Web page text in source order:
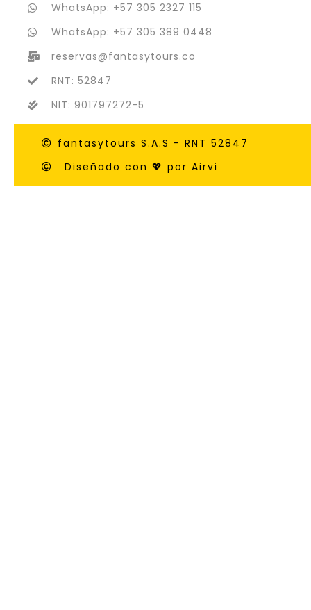
WhatsApp: +57 305 2327 115
WhatsApp: +57 305 389 0448
reservas@fantasytours.co
RNT: 52847
NIT: 901797272-5
fantasytours S.A.S - RNT 52847
Diseñado con 💖 por Airvi